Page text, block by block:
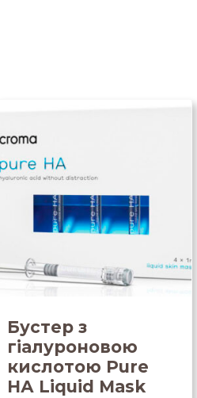
Бустер з
гіалуроновою
кислотою Pure
HА Liquid Mask